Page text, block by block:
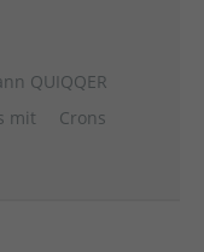
QUIQQER
mit
Crons